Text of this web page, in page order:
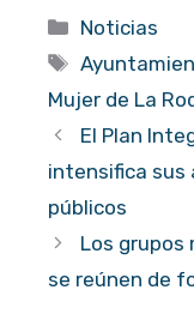
Categorías
Noticias
Etiquetas
Mujer de La
El Plan
intensifica sus
públicos
Los grupos
se reúnen de